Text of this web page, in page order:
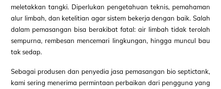
meletakkan tangki. Diperlukan pengetahuan teknis, pemahaman
alur limbah, dan ketelitian agar sistem bekerja dengan baik. Salah
dalam pemasangan bisa berakibat fatal: air limbah tidak terolah
sempurna, rembesan mencemari lingkungan, hingga muncul bau
tak sedap.
Sebagai produsen dan penyedia jasa pemasangan bio septictank,
kami sering menerima permintaan perbaikan dari pengguna yang